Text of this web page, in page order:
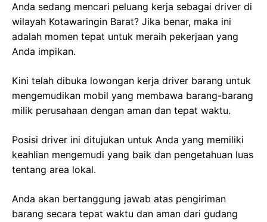
Anda sedang mencari peluang kerja sebagai driver di
wilayah Kotawaringin Barat? Jika benar, maka ini
adalah momen tepat untuk meraih pekerjaan yang
Anda impikan.
Kini telah dibuka lowongan kerja driver barang untuk
mengemudikan mobil yang membawa barang-barang
milik perusahaan dengan aman dan tepat waktu.
Posisi driver ini ditujukan untuk Anda yang memiliki
keahlian mengemudi yang baik dan pengetahuan luas
tentang area lokal.
Anda akan bertanggung jawab atas pengiriman
barang secara tepat waktu dan aman dari gudang